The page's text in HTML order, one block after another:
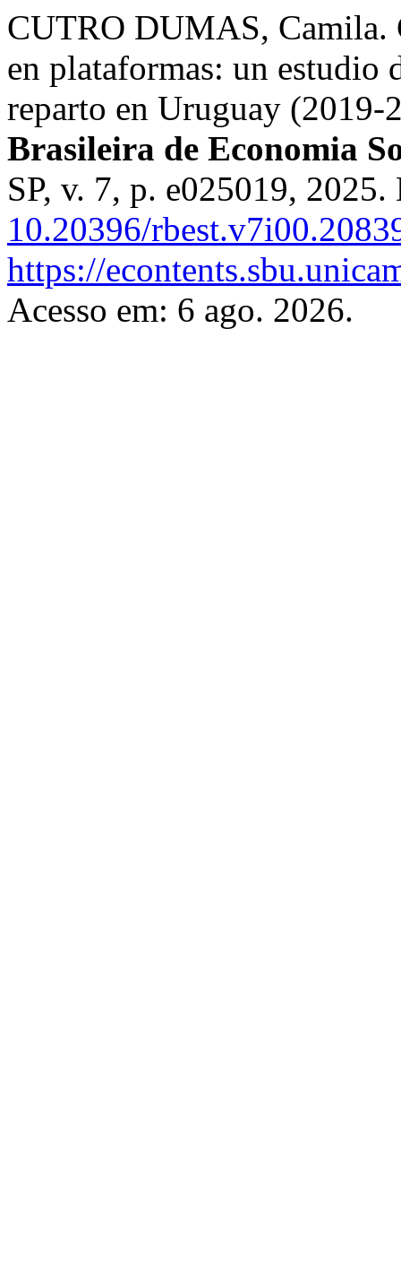
CUTRO DUMAS, Camila.
en plataformas: un estudio
reparto en Uruguay
Brasileira de Economia
SP, v. 7, p. e025019,
10.20396/
https://
Acesso em: 6 ago. 2026.